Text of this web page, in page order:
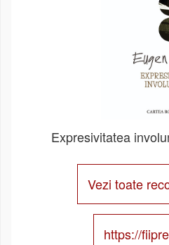
Expresivitatea
Vezi toate
https://